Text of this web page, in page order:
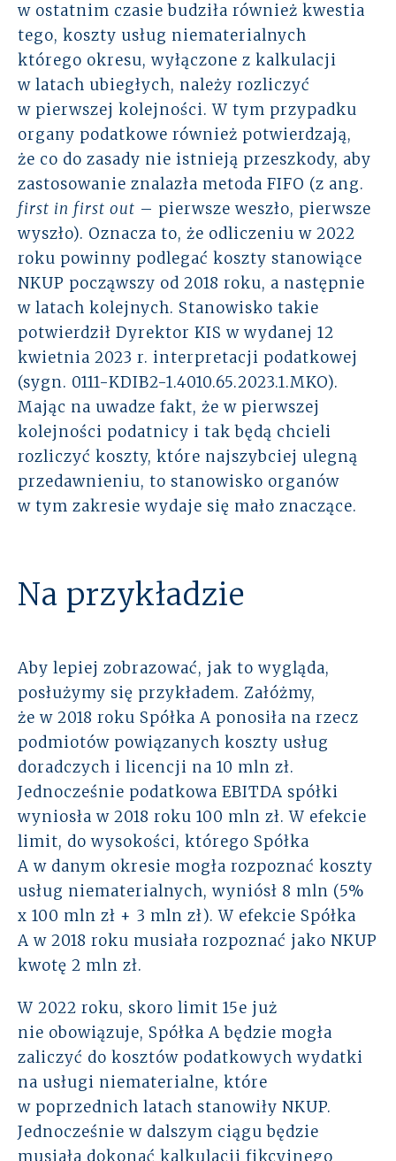
w ostatnim czasie budziła również kwestia
tego, koszty usług niematerialnych
którego okresu, wyłączone z kalkulacji
w latach ubiegłych, należy rozliczyć
w pierwszej kolejności. W tym przypadku
organy podatkowe również potwierdzają,
że co do zasady nie istnieją przeszkody, aby
zastosowanie znalazła metoda FIFO (z ang.
first in first out – pierwsze weszło, pierwsze
wyszło). Oznacza to, że odliczeniu w 2022
roku powinny podlegać koszty stanowiące
NKUP począwszy od 2018 roku, a następnie
w latach kolejnych. Stanowisko takie
potwierdził Dyrektor KIS w wydanej 12
kwietnia 2023 r. interpretacji podatkowej
(sygn. 0111-KDIB2-1.4010.65.2023.1.MKO).
Mając na uwadze fakt, że w pierwszej
kolejności podatnicy i tak będą chcieli
rozliczyć koszty, które najszybciej ulegną
przedawnieniu, to stanowisko organów
w tym zakresie wydaje się mało znaczące.
Na przykładzie
Aby lepiej zobrazować, jak to wygląda,
posłużymy się przykładem. Załóżmy,
że w 2018 roku Spółka A ponosiła na rzecz
podmiotów powiązanych koszty usług
doradczych i licencji na 10 mln zł.
Jednocześnie podatkowa EBITDA spółki
wyniosła w 2018 roku 100 mln zł. W efekcie
limit, do wysokości, którego Spółka
A w danym okresie mogła rozpoznać koszty
usług niematerialnych, wyniósł 8 mln (5%
x 100 mln zł + 3 mln zł). W efekcie Spółka
A w 2018 roku musiała rozpoznać jako NKUP
kwotę 2 mln zł.
W 2022 roku, skoro limit 15e już
nie obowiązuje, Spółka A będzie mogła
zaliczyć do kosztów podatkowych wydatki
na usługi niematerialne, które
w poprzednich latach stanowiły NKUP.
Jednocześnie w dalszym ciągu będzie
musiała dokonać kalkulacji fikcyjnego